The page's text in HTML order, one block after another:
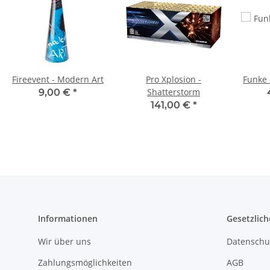
Fireevent - Modern Art
9,00 € *
Pro Xplosion -
Shatterstorm
141,00 € *
Informationen
Wir über uns
Zahlungsmöglichkeiten
AGB